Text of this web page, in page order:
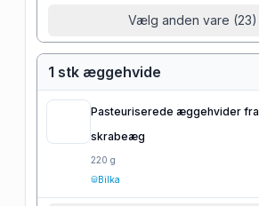
Vælg anden vare (23)
1 stk æggehvide
Pasteuriserede æggehvider fra
skrabeæg
220 g
Bilka